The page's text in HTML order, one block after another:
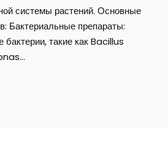
системы растений. Основные
Бактериальные препараты:
такие как Bacillus